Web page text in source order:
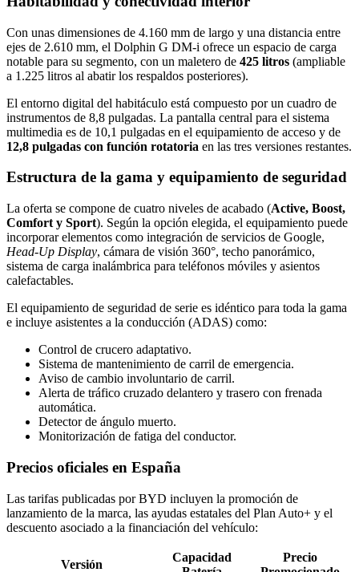
Con unas dimensiones de 4.160 mm de largo y una distancia entre
ejes de 2.610 mm, el Dolphin G DM-i ofrece un espacio de carga
notable para su segmento, con un maletero de 425 litros (ampliable
a 1.225 litros al abatir los respaldos posteriores).
El entorno digital del habitáculo está compuesto por un cuadro de
instrumentos de 8,8 pulgadas. La pantalla central para el sistema
multimedia es de 10,1 pulgadas en el equipamiento de acceso y de
12,8 pulgadas con función rotatoria en las tres versiones restantes.
Estructura de la gama y equipamiento de seguridad
La oferta se compone de cuatro niveles de acabado (Active, Boost,
Comfort y Sport). Según la opción elegida, el equipamiento puede
incorporar elementos como integración de servicios de Google,
Head-Up Display, cámara de visión 360°, techo panorámico,
sistema de carga inalámbrica para teléfonos móviles y asientos
calefactables.
El equipamiento de seguridad de serie es idéntico para toda la gama
e incluye asistentes a la conducción (ADAS) como:
Control de crucero adaptativo.
Sistema de mantenimiento de carril de emergencia.
Aviso de cambio involuntario de carril.
Alerta de tráfico cruzado delantero y trasero con frenada
automática.
Detector de ángulo muerto.
Monitorización de fatiga del conductor.
Precios oficiales en España
Las tarifas publicadas por BYD incluyen la promoción de
lanzamiento de la marca, las ayudas estatales del Plan Auto+ y el
descuento asociado a la financiación del vehículo:
Versión
Capacidad
Precio